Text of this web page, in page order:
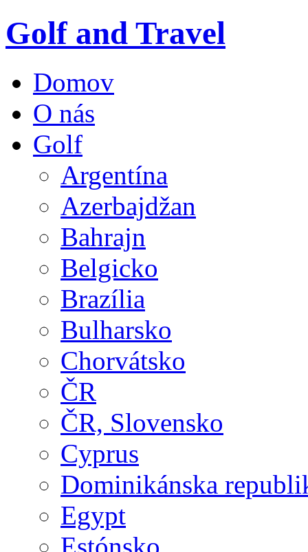
Golf and Travel
Domov
O nás
Golf
Argentína
Azerbajdžan
Bahrajn
Belgicko
Brazília
Bulharsko
Chorvátsko
ČR
ČR, Slovensko
Cyprus
Dominikánska
Egypt
Estónsko